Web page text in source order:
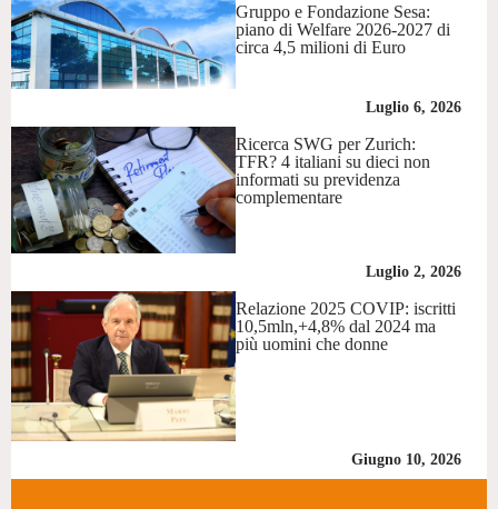
Gruppo e Fondazione Sesa:
piano di Welfare 2026-2027 di
circa 4,5 milioni di Euro
Luglio 6, 2026
Ricerca SWG per Zurich:
TFR? 4 italiani su dieci non
informati su previdenza
complementare
Luglio 2, 2026
Relazione 2025 COVIP: iscritti
10,5mln,+4,8% dal 2024 ma
più uomini che donne
Giugno 10, 2026